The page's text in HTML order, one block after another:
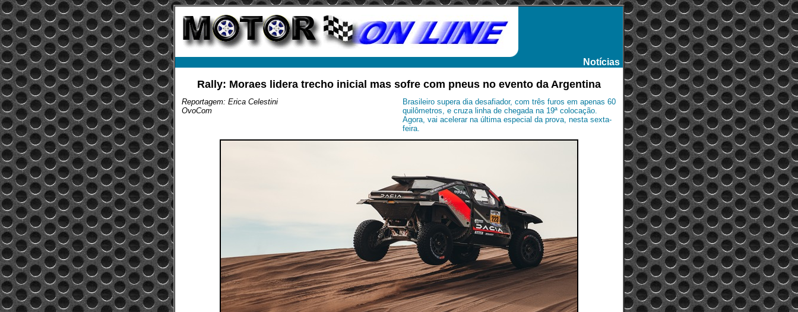
Notícias
Rally: Moraes lidera trecho inicial mas sofre com pneus no evento da Argentina
Reportagem: Erica Celestini
OvoCom
Brasileiro supera dia desafiador, com três furos em apenas 60
quilômetros, e cruza linha de chegada na 19ª colocação.
Agora, vai acelerar na última especial da prova, nesta sexta-
feira.